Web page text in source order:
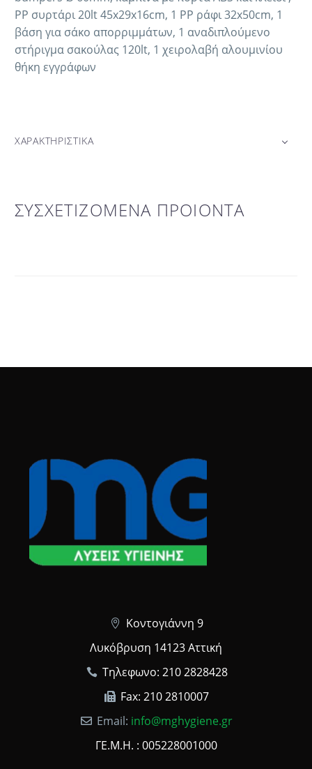
PP συρτάρι 20lt 45x29x16cm, 1 PP ράφι 32x50cm, 1
βάση για σάκο απορριμμάτων, 1 αναδιπλούμενο
στήριγμα σακούλας 120lt, 1 χειρολαβή αλουμινίου
θήκη εγγράφων
ΧΑΡΑΚΤΗΡΙΣΤΙΚΑ
ΣΥΣΧΕΤΙΖΟΜΕΝΑ ΠΡΟΙΟΝΤΑ
Κοντογιάννη 9
Λυκόβρυση 14123 Αττική
Τηλεφωνο: 210 2828428
Fax: 210 2810007
Email: info@mghygiene.gr
ΓΕ.Μ.Η. : 005228001000